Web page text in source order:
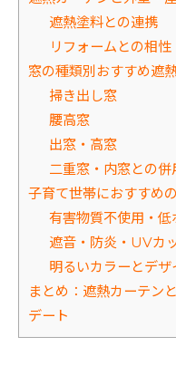
遮熱塗料との連携
リフォームとの相性
窓の種類別おすすめ遮
掃き出し窓
腰高窓
出窓・高窓
二重窓・内窓との併
子育て世帯におすすめ
有害物質不使用・
遮音・防炎・UVカ
明るいカラーとデザ
まとめ：遮熱カーテン
デート